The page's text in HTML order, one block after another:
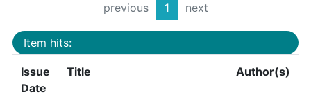
previous 1 next
Item hits:
Issue
Date
Title Author(s)